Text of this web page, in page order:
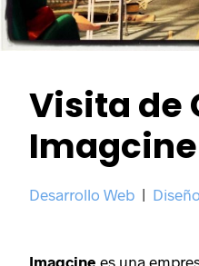
Visita de
Imagcine
Desarrollo Web |
Imagcine es una